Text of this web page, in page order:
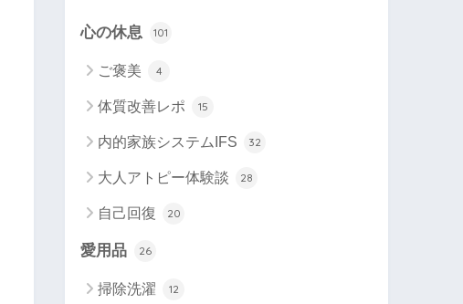
心の休息 101
ご褒美 4
体質改善レポ 15
内的家族システムIFS 32
大人アトピー体験談 28
自己回復 20
愛用品 26
掃除洗濯 12